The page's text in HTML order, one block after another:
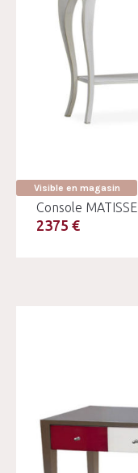
Visible en magasin
Console MATISSE
2375 €